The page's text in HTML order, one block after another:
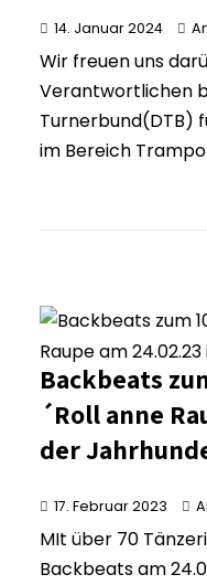
14. Januar 2024
Wir freuen uns
Verantwortlichen
Turnerbund(DTB)
im Bereich
Backbeats
´Roll anne
der
17. Februar 2023
MIt über 70
Backbeats am